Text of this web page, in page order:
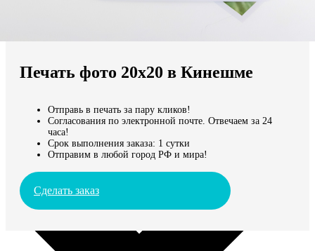
Мы доставляем по всему миру
Продолжить без города
Печать фото 20х20 в Кинешме
Отправь в печать за пару кликов!
Согласования по электронной почте. Отвечаем за 24
часа!
Срок выполнения заказа: 1 сутки
Отправим в любой город РФ и мира!
Сделать заказ